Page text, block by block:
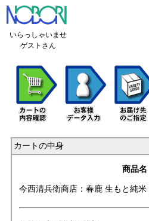
いらっしゃいませ
ゲストさん
カートの中身
商品名
今西清兵衛商店： 春鹿 生もと純米